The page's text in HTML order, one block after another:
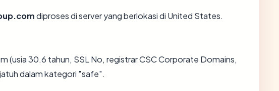
diproses di server yang berlokasi di United States.
(usia 30.6 tahun, SSL No, registrar CSC Corporate Domains,
dalam kategori "safe".